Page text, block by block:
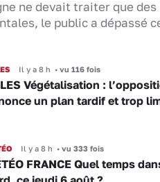
ne devait traiter que des
le public a dépassé
Il y a 8 h •vu 116 fois
Végétalisation :
un plan tardif et trop
Il y a 8 h •vu 333 fois
FRANCE Quel temps